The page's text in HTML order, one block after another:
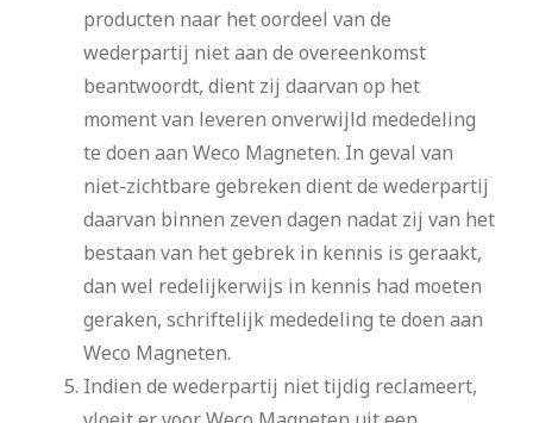
producten naar het oordeel van de
wederpartij niet aan de overeenkomst
beantwoordt, dient zij daarvan op het
moment van leveren onverwijld mededeling
te doen aan Weco Magneten. In geval van
niet-zichtbare gebreken dient de wederpartij
daarvan binnen zeven dagen nadat zij van het
bestaan van het gebrek in kennis is geraakt,
dan wel redelijkerwijs in kennis had moeten
geraken, schriftelijk mededeling te doen aan
Weco Magneten.
Indien de wederpartij niet tijdig reclameert,